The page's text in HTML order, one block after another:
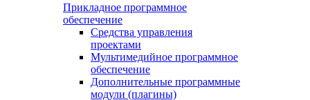
Прикладное программное
обеспечение
Средства управления
проектами
Мультимедийное программное
обеспечение
Дополнительные программные
модули (плагины)